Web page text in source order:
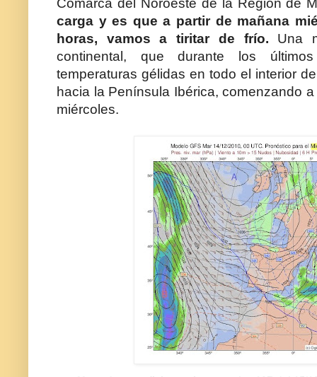
Comarca del Noroeste de la Región de
carga y es que a partir de mañana
horas, vamos a tiritar de frío. Una
continental, que durante los
temperaturas gélidas en todo el interior
hacia la Península Ibérica, comenzando
miércoles.